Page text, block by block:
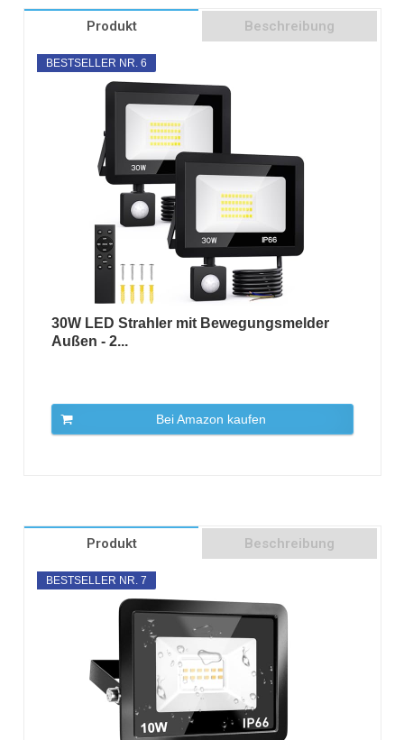
Produkt Beschreibung
BESTSELLER NR. 6
30W LED Strahler mit Bewegungsmelder
Außen - 2...
Bei Amazon kaufen
Produkt Beschreibung
BESTSELLER NR. 7